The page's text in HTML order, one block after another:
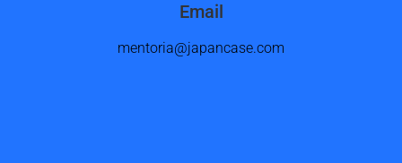
Email
mentoria@japancase.com